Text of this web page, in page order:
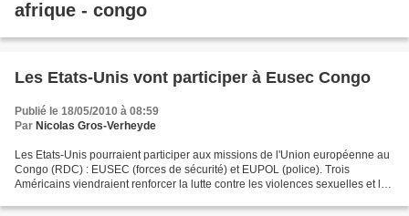
afrique - congo
Les Etats-Unis vont participer à Eusec Congo
Publié le 18/05/2010 à 08:59
Par Nicolas Gros-Verheyde
Les Etats-Unis pourraient participer aux missions de l'Union européenne au
Congo (RDC) : EUSEC (forces de sécurité) et EUPOL (police). Trois
Américains viendraient renforcer la lutte contre les violences sexuelles et le